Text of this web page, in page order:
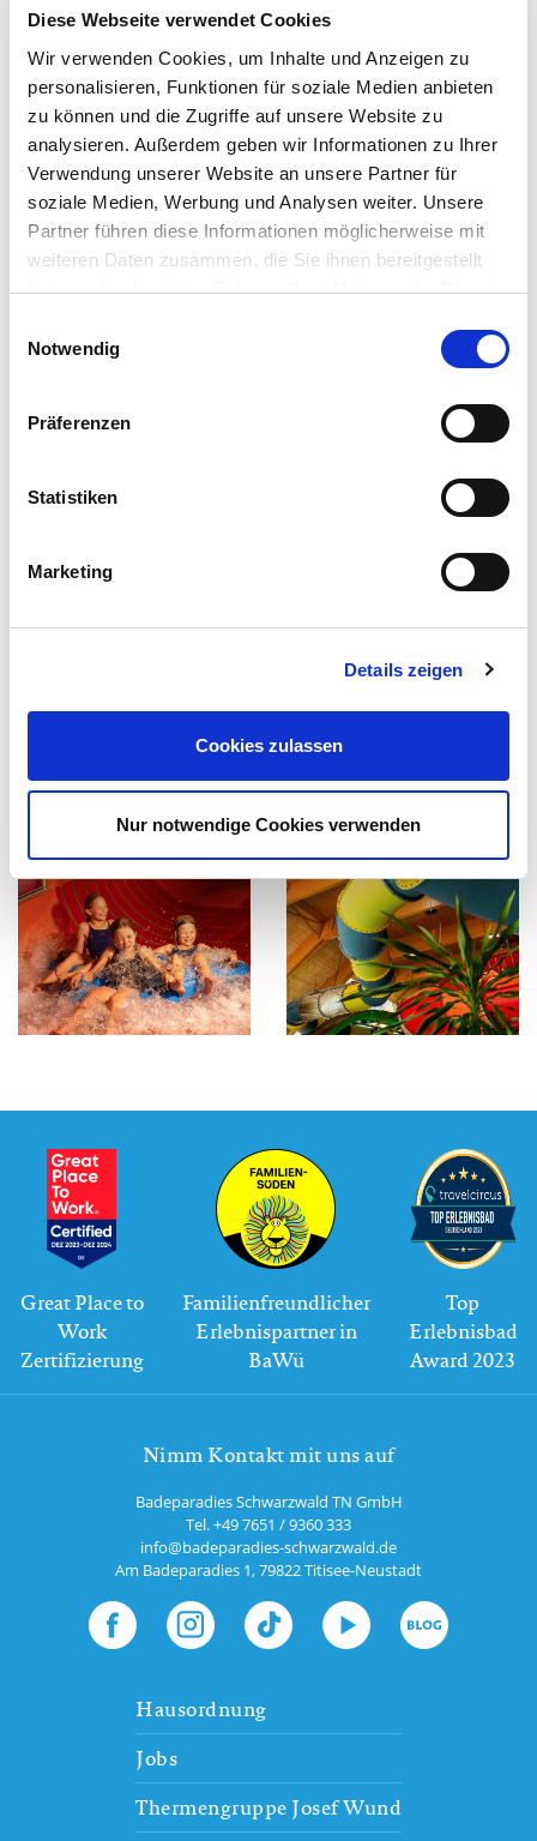
Diese Webseite verwendet Cookies
Wir verwenden Cookies, um Inhalte und Anzeigen zu
personalisieren, Funktionen für soziale Medien anbieten
zu können und die Zugriffe auf unsere Website zu
analysieren. Außerdem geben wir Informationen zu Ihrer
Verwendung unserer Website an unsere Partner für
soziale Medien, Werbung und Analysen weiter. Unsere
Partner führen diese Informationen möglicherweise mit
weiteren Daten zusammen, die Sie ihnen bereitgestellt
haben oder die sie im Rahmen Ihrer Nutzung der Dienste
Cookies, wenn Sie unsere Webseite weiterhin nutzen.
Notwendig
Präferenzen
Statistiken
Marketing
Details zeigen
Cookies zulassen
Nur notwendige Cookies verwenden
GALAXY
Great Place to
Work
Zertifizierung
Familienfreundlicher
Erlebnispartner in
BaWü
Top
Erlebnisbad
Award 2023
Nimm Kontakt mit uns auf
Badeparadies Schwarzwald TN GmbH
Tel.+49 7651 / 9360 333
info@badeparadies-schwarzwald.de
Am Badeparadies 1,79822Titisee-Neustadt
Hausordnung
Jobs
Thermengruppe Josef Wund